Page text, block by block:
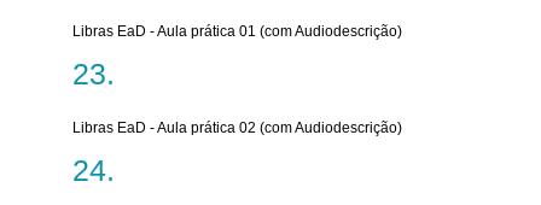
Libras EaD - Aula prática 01 (com Audiodescrição)
Libras EaD - Aula prática 02 (com Audiodescrição)